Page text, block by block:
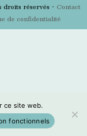
droits réservés - Contact
de confidentialité
ce site web.
fonctionnels